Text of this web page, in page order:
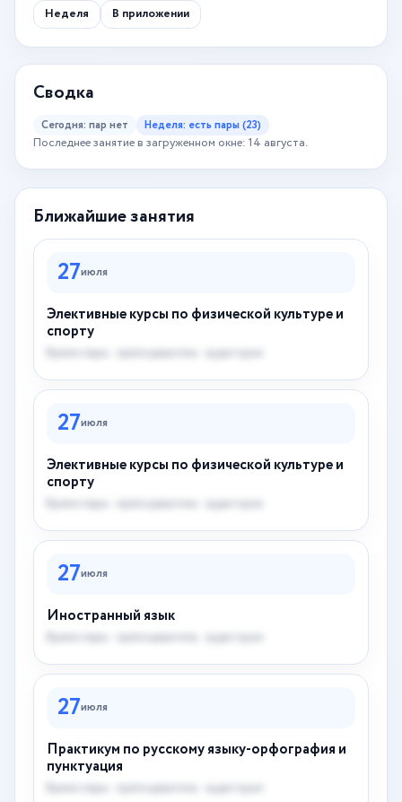
Неделя В приложении
Сводка
Сегодня: пар нет Неделя: есть пары (23)
Последнее занятие в загруженном окне: 14 августа.
Ближайшие занятия
27июля
Элективные курсы по физической культуре и
спорту
Время пары · преподаватель · аудитория
27июля
Элективные курсы по физической культуре и
спорту
Время пары · преподаватель · аудитория
27июля
Иностранный язык
Время пары · преподаватель · аудитория
27июля
Практикум по русскому языку-орфография и
пунктуация
Время пары · преподаватель · аудитория